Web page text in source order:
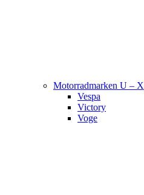
Motorradmarken U – X
Vespa
Victory
Voge